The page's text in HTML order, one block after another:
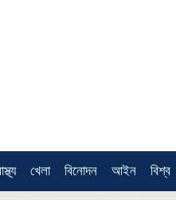
খেলা বিনোদন আইন বিশ্ব